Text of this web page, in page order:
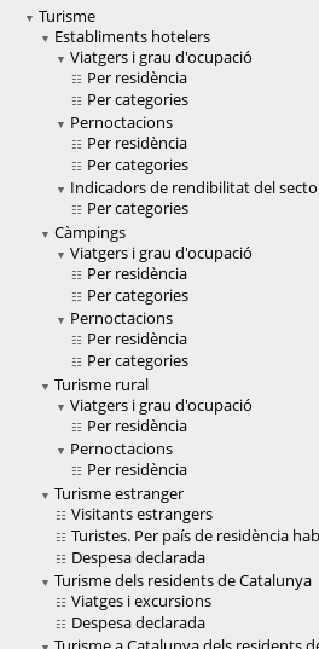
Turisme
Establiments hotelers
Viatgers i grau d'ocupació
Per residència
Per categories
Pernoctacions
Per residència
Per categories
Indicadors de rendibilitat del
Per categories
Càmpings
Viatgers i grau d'ocupació
Per residència
Per categories
Pernoctacions
Per residència
Per categories
Turisme rural
Viatgers i grau d'ocupació
Per residència
Pernoctacions
Per residència
Turisme estranger
Visitants estrangers
Turistes. Per país de residència
Despesa declarada
Turisme dels residents de Catalunya
Viatges i excursions
Despesa declarada